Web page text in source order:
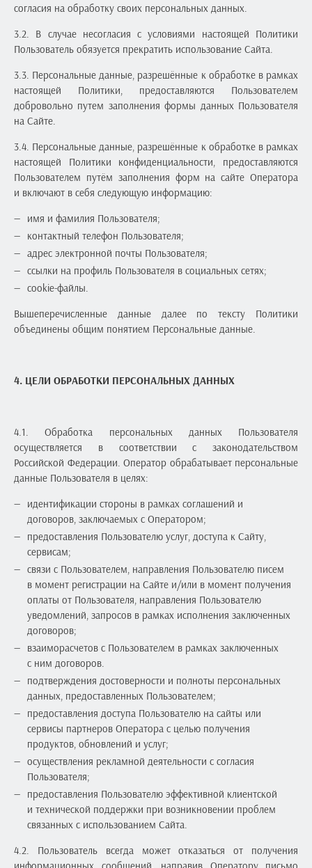
согласия на обработку своих персональных данных.
3.2. В случае несогласия с условиями настоящей Политики
Пользователь обязуется прекратить использование Сайта.
3.3. Персональные данные, разрешённые к обработке в рамках
настоящей Политики, предоставляются Пользователем
добровольно путем заполнения формы данных Пользователя
на Сайте.
3.4. Персональные данные, разрешённые к обработке в рамках
настоящей Политики конфиденциальности, предоставляются
Пользователем путём заполнения форм на сайте Оператора
и включают в себя следующую информацию:
имя и фамилия Пользователя;
контактный телефон Пользователя;
адрес электронной почты Пользователя;
ссылки на профиль Пользователя в социальных сетях;
cookie-файлы.
Вышеперечисленные данные далее по тексту Политики
объединены общим понятием Персональные данные.
4. ЦЕЛИ ОБРАБОТКИ ПЕРСОНАЛЬНЫХ ДАННЫХ
4.1. Обработка персональных данных Пользователя
осуществляется в соответствии с законодательством
Российской Федерации. Оператор обрабатывает персональные
данные Пользователя в целях:
идентификации стороны в рамках соглашений и
договоров, заключаемых с Оператором;
предоставления Пользователю услуг, доступа к Сайту,
сервисам;
связи с Пользователем, направления Пользователю писем
в момент регистрации на Сайте и/или в момент получения
оплаты от Пользователя, направления Пользователю
уведомлений, запросов в рамках исполнения заключенных
договоров;
взаиморасчетов с Пользователем в рамках заключенных
с ним договоров.
подтверждения достоверности и полноты персональных
данных, предоставленных Пользователем;
предоставления доступа Пользователю на сайты или
сервисы партнеров Оператора с целью получения
продуктов, обновлений и услуг;
осуществления рекламной деятельности с согласия
Пользователя;
предоставления Пользователю эффективной клиентской
и технической поддержки при возникновении проблем
связанных с использованием Сайта.
4.2. Пользователь всегда может отказаться от получения